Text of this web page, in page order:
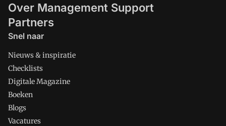
Over Management Support
Partners
Snel naar
Nieuws & inspiratie
Checklists
Digitale Magazine
Boeken
Blogs
Vacatures